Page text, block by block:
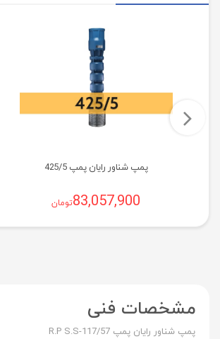
پمپ شناور رایان پمپ 425/5
83,057,900تومان
مشخصات فنی
پمپ شناور رایان پمپ R.P S.S-117/57